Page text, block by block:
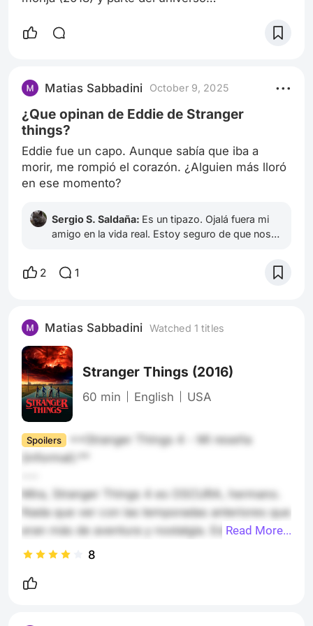
Michael Chaves, esta película continúa la
monja demóniaca. Sinopsis Un año después de
los eventos en el convento de Rumania, Sister
Irene trabaja en un orfanato en Francia,
intentando dej
Matias Sabbadini October 9, 2025
¿Que opinan de Eddie de Stranger
things?
Eddie fue un capo. Aunque sabía que iba a
morir, me rompió el corazón. ¿Alguien más lloró
en ese momento?
Sergio S. Saldaña: Es un tipazo. Ojalá fuera mi
amigo en la vida real. Estoy seguro de que nos
2 1
Matias Sabbadini Watched 1 titles
Stranger Things (2016)
60 min English USA
Spoilers
**Stranger Things 4 - Mi reseña
(informal):**
Mira, Stranger Things 4 es OSCURA, hermano.
Nada que ver con las temporadas anteriores que
eran más de aventura y nostalgia. Esta es
directamente aterradora.
Estamos en 1986, los chicos están dispersos por
Read More...
8